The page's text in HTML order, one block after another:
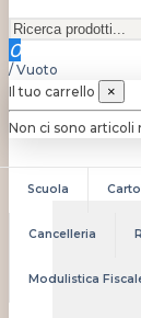
0
/ Vuoto
Il tuo carrello
×
Non ci sono articoli
Scuola
Cancelleria
Modulistica